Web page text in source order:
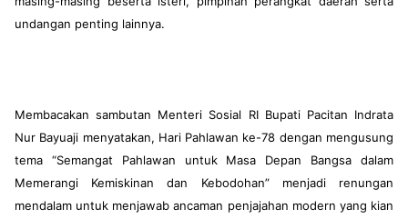
undangan penting lainnya.
Membacakan sambutan Menteri Sosial RI Bupati Pacitan Indrata
Nur Bayuaji menyatakan, Hari Pahlawan ke-78 dengan mengusung
tema “Semangat Pahlawan untuk Masa Depan Bangsa dalam
Memerangi Kemiskinan dan Kebodohan” menjadi renungan
mendalam untuk menjawab ancaman penjajahan modern yang kian